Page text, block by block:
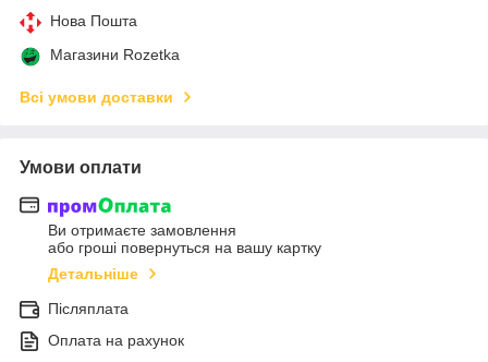
Нова Пошта
Магазини Rozetka
Всі умови доставки
Умови оплати
Ви отримаєте замовлення
або гроші повернуться на вашу картку
Детальніше
Післяплата
Оплата на рахунок